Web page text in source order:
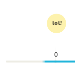
lol!
0